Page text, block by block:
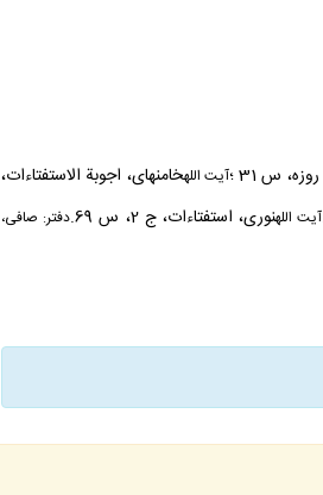
آيت اللهخامنه‏اى، اجوبة الاستفتاءات،
آيت اللهنورى، استفتاءات، ج 2، س 69.
دفتر: صافى،